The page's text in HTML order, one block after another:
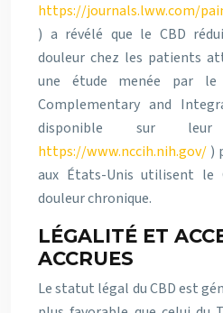
https://journals.lww.com/
) a révélé que le CBD
douleur chez les patients
une étude menée par
Complementary and
disponible sur
https://www.nccih.nih.gov/ )
aux États-Unis utilisent le
douleur chronique.
LÉGALITÉ ET
ACCRUES
Le statut légal du CBD est